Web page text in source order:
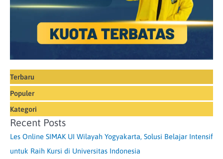
Terbaru
Populer
Kategori
Recent Posts
Les Online SIMAK UI Wilayah Yogyakarta, Solusi Belajar Intensif
untuk Raih Kursi di Universitas Indonesia